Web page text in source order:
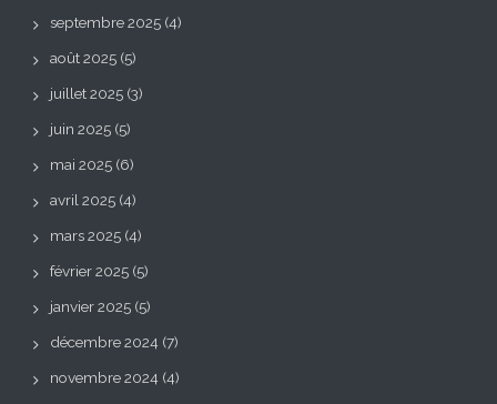
septembre 2025 (4)
août 2025 (5)
juillet 2025 (3)
juin 2025 (5)
mai 2025 (6)
avril 2025 (4)
mars 2025 (4)
février 2025 (5)
janvier 2025 (5)
décembre 2024 (7)
novembre 2024 (4)